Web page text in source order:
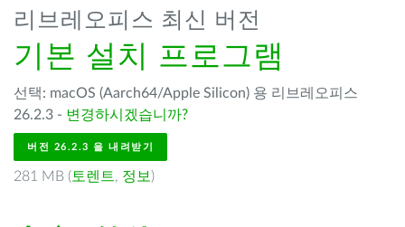
리브레오피스 최신 버전
기본 설치 프로그램
선택: macOS (Aarch64/Apple Silicon) 용 리브레오피스
26.2.3 - 변경하시겠습니까?
버전 26.2.3 을 내려받기
281 MB ( 토렌트, 정보 )